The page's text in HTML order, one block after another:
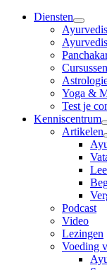
Diensten
Cursussen
Yoga &
Test je
Kenniscentrum
Artikelen
Podcast
Video
Lezingen
Voeding